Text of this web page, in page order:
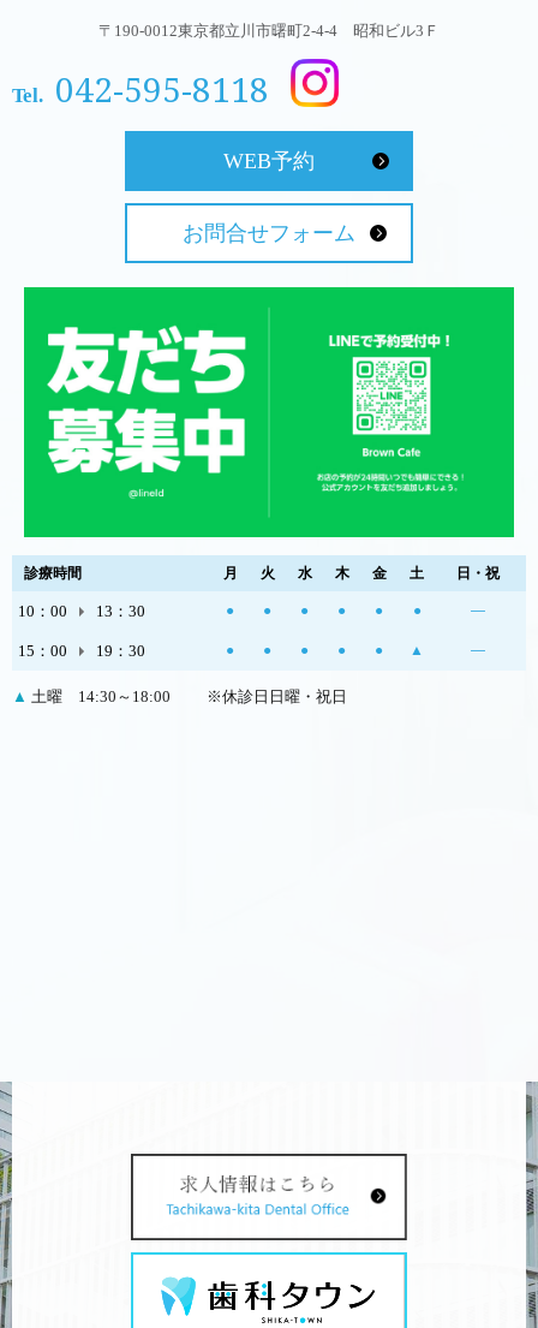
〒190-0012東京都立川市曙町2-4-4 昭和ビル3Ｆ
Tel. 042-595-8118
WEB予約
お問合せフォーム
診療時間 月 火 水 木 金 土 日・祝
10：00 13：30 ● ● ● ● ● ● ―
15：00 19：30 ● ● ● ● ● ▲ ―
▲ 土曜 14:30～18:00 ※休診日日曜・祝日